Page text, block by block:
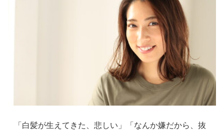
「白髪が生えてきた、悲しい」「なんか嫌だから、抜